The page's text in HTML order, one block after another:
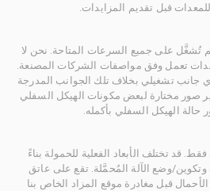
قبل تقديم المزايدات.
تُشغَّل على جميع السرعات المتاحة. نحن لا
تعمل وفق مواصفات الشركات المصنعة.
جانب تشغيلي بخلاف تلك الجوانب المدرجة
صور مختارة لبعض مكونات الهيكل السفلي
حالة الهيكل السفلي بأكمله.
قد تختلف الأبعاد الفعلية للحمولة بناءً
وضع الآلة المُحمَّلة. تقع على عاتق
قبل مغادرة موقع المزاد الخاص بنا